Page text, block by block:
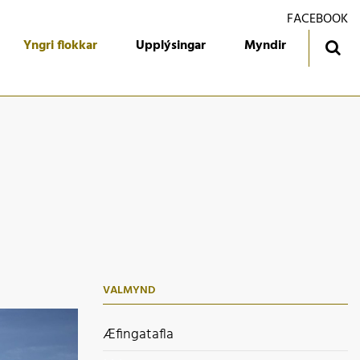
Yngri flokkar Upplýsingar Myndir
FACEBOOK
VALMYND
Æfingatafla